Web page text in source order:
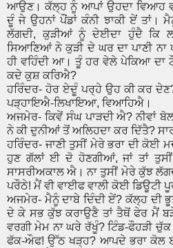
ਆਉਣ। ਕੱਲ੍ਹ ਨੂੰ ਆਪਾਂ ਉਹਦਾ ਵਿਆਹ
ਦੂੰ ਜੇ ਉਹਨਾਂ ਪੌਂਡਾਂ ਕੰਨੀ ਝਾਕੀ ਏਂ ਤਾਂ।
ਲੱਗਦੀ, ਕੁੜੀਆਂ ਨੂੰ ਦੇਈਦਾ ਹੁੰਦੈ ਕਿ
ਸਿਆਣਿਆਂ ਨੇ ਕੁੜੀ ਦੇ ਘਰ ਦਾ ਪਾਣੀ ਨਾ
ਹੀ ਵਹਿੰਦੀ ਆ। ਤੂੰ ਹਰ ਵੇਲੇ ਪੇਕਿਆ ਦਾ
ਕਦੇ ਕੁਸ਼ ਕਰਿਐ?
ਹਰਿੰਦਰ- ਹੋਰ ਏਦੂੰ ਪਰ੍ਹੇ ਉਹ ਕੀ ਕਰ
ਪੜ੍ਹਾਇਐ-ਲਿਖਾਇਆ, ਵਿਆਹਿਐ।
ਅਜਮੇਰ- ਕਿਵੇਂ ਸੰਘ ਪਾੜਦੀ ਐ? ਨੀਵਾਂ
ਨੇ ਕੀ ਦੁਨੀਆਂ ਤੋਂ ਅਲਿਹਦਾ ਕਰ ਦਿੱਤੈ?
ਹਰਿੰਦਰ- ਜਾਣੀ ਤੁਸੀਂ ਮੇਰੇ ਭਰਾ ਦੀ ਕੋਈ
ਹੁਣ ਗੱਲਾਂ ਈ ਦੋ ਹੋਣਗੀਆਂ, ਜਾਂ ਤਾਂ
ਸਾਸਰੀਅਕਾਲ ਐ। ਨਾ ਤੁਸੀਂ ਮੇਰੇ ਕੁੱਝ
ਪਰੌਠੇ! ਮੈਂ ਵੀ ਵਾਈਫ ਵਾਲੀ ਕੋਈ ਡਿਊਟੀ
ਅਜਮੇਰ- ਮੈਨੂੰ ਦਾਬੇ ਦਿੰਦੀ ਏਂ? ਕੱਲ੍ਹ ਦੀ
ਦੇ ਕੇ ਸਭ ਕੁੱਝ ਕਰਾਉਣੈ ਤਾਂ ਤੈਥੋਂ ਫੇਰ ਮੈਂ
ਵਰਗੀ ਮੇਮ ਨਾ ਘਰੇ ਰੱਖੂੰ? ਟਿੰਡ-ਫੌਹੜੀ
ਫੱਕ-ਔਫ! ਉੱਠ ਖੜ੍ਹ? ਆਪਦੇ ਭਰਾ ਕੋਲ